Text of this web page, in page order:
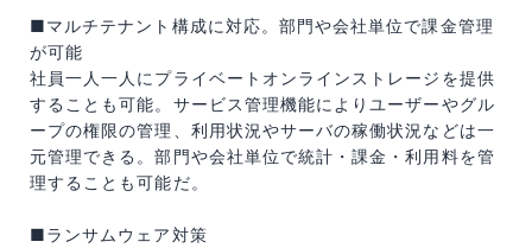
■マルチテナント構成に対応。部門や会社単位で課金管理
が可能
社員一人一人にプライベートオンラインストレージを提供
することも可能。サービス管理機能によりユーザーやグル
ープの権限の管理、利用状況やサーバの稼働状況などは一
元管理できる。部門や会社単位で統計・課金・利用料を管
理することも可能だ。
■ランサムウェア対策